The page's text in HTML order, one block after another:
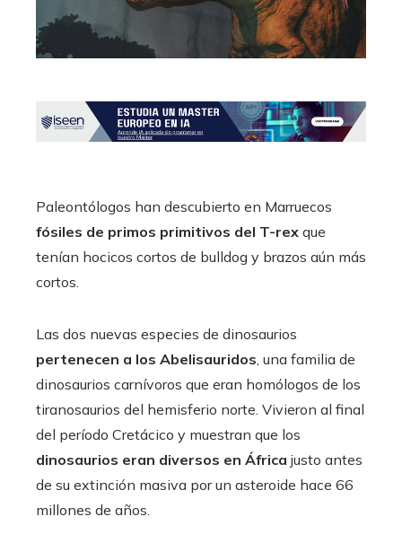
Paleontólogos han descubierto en Marruecos
fósiles de primos primitivos del T-rex que
tenían hocicos cortos de bulldog y brazos aún más
cortos.
Las dos nuevas especies de dinosaurios
pertenecen a los Abelisauridos, una familia de
dinosaurios carnívoros que eran homólogos de los
tiranosaurios del hemisferio norte. Vivieron al final
del período Cretácico y muestran que los
dinosaurios eran diversos en África justo antes
de su extinción masiva por un asteroide hace 66
millones de años.